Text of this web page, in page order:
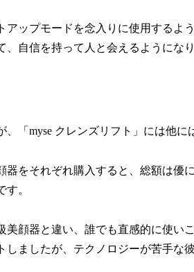
ップモードを念入りに使用するよ
自信を持って人と会えるようになり
「myse クレンズリフト」には他に
をそれぞれ購入すると、総額は優
。
顔器と違い、誰でも直感的に使い
ましたが、テクノロジーが苦手な